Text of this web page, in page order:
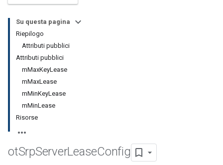
Su questa pagina
Riepilogo
Attributi pubblici
Attributi pubblici
mMaxKeyLease
mMaxLease
mMinKeyLease
mMinLease
Risorse
otSrpServerLeaseConfig